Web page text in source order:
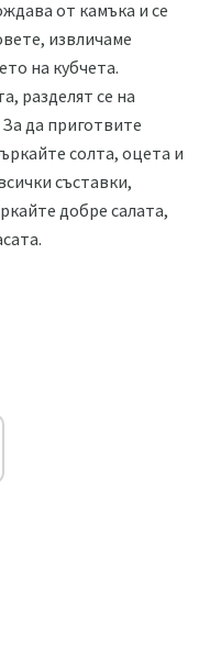
от камъка и се
извличаме
на кубчета.
разделят се на
За да приготвите
солта, оцета и
съставки,
добре салата,